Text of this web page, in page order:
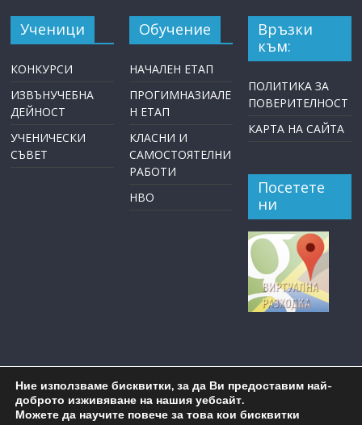
Ученици
КОНКУРСИ
ИЗВЪНУЧЕБНА
ДЕЙНОСТ
УЧЕНИЧЕСКИ
СЪВЕТ
Обучение
НАЧАЛЕН ЕТАП
ПРОГИМНАЗИАЛЕ
Н ЕТАП
КЛАСНИ И
САМОСТОЯТЕЛНИ
РАБОТИ
НВО
Връзки
към:
ПОЛИТИКА ЗА
ПОВЕРИТЕЛНОСТ
КАРТА НА САЙТА
Посетете
ни
Ние използваме бисквитки, за да Ви предоставим най-
доброто изживяване на нашия уебсайт.
Можете да научите повече за това кои бисквитки